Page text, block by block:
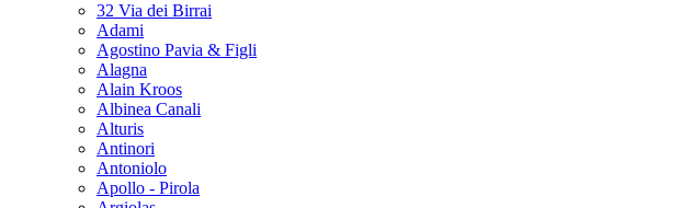
32 Via dei Birrai
Adami
Agostino Pavia & Figli
Alagna
Alain Kroos
Albinea Canali
Alturis
Antinori
Antoniolo
Apollo - Pirola